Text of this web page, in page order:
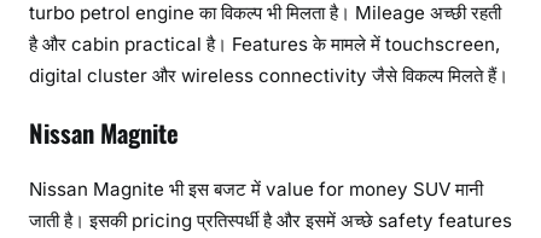
turbo petrol engine का विकल्प भी मिलता है। Mileage अच्छी रहती
है और cabin practical है। Features के मामले में touchscreen,
digital cluster और wireless connectivity जैसे विकल्प मिलते हैं।
Nissan Magnite
Nissan Magnite भी इस बजट में value for money SUV मानी
जाती है। इसकी pricing प्रतिस्पर्धी है और इसमें अच्छे safety features